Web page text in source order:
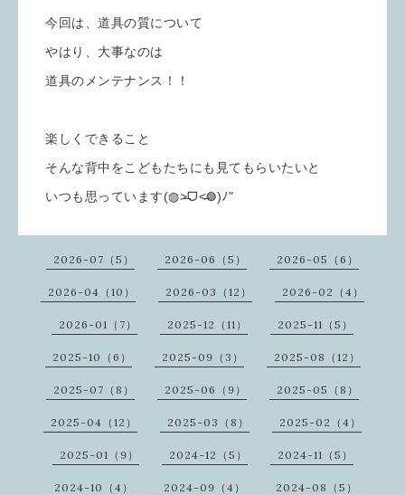
今回は、道具の質について
やはり、大事なのは
道具のメンテナンス！！
楽しくできること
そんな背中をこどもたちにも見てもらいたいと
いつも思っています(◍˃̶ᗜ˂̶◍)ﾉ"
2026-07（5） 2026-06（5） 2026-05（6）
2026-04（10） 2026-03（12） 2026-02（4）
2026-01（7） 2025-12（11） 2025-11（5）
2025-10（6） 2025-09（3） 2025-08（12）
2025-07（8） 2025-06（9） 2025-05（8）
2025-04（12） 2025-03（8） 2025-02（4）
2025-01（9） 2024-12（5） 2024-11（5）
2024-10（4） 2024-09（4） 2024-08（5）